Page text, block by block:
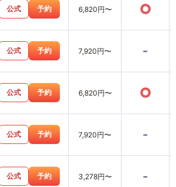
公式 予約 6,820円〜 ○
公式 予約 7,920円〜 -
公式 予約 6,820円〜 ○
公式 予約 7,920円〜 -
公式 予約 3,278円〜 -